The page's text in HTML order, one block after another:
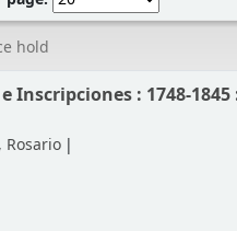
hold
Inscripciones : 1748-1845
Rosario